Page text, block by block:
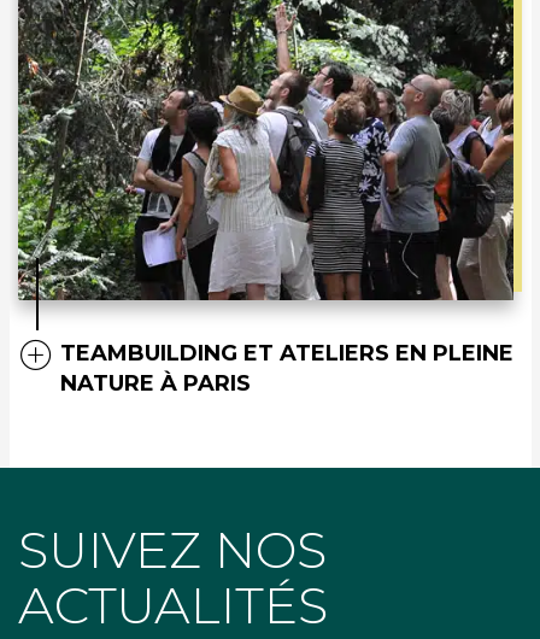
TEAMBUILDING ET ATELIERS EN PLEINE
NATURE À PARIS
SUIVEZ NOS
ACTUALITÉS